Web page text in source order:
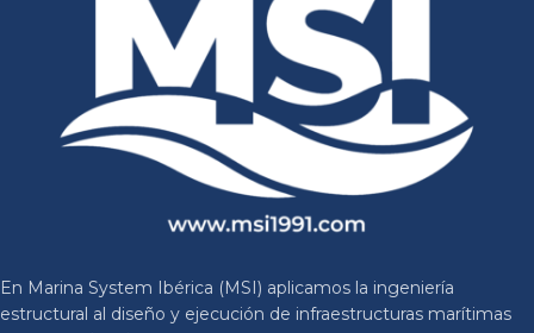
En Marina System Ibérica (MSI) aplicamos la ingeniería
estructural al diseño y ejecución de infraestructuras marítimas